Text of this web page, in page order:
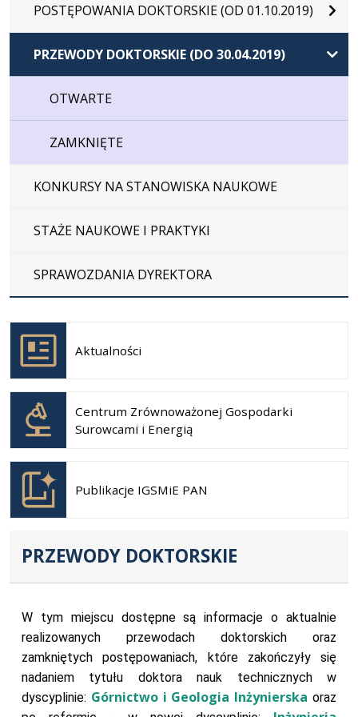
POSTĘPOWANIA DOKTORSKIE (OD 01.10.2019)
PRZEWODY DOKTORSKIE (DO 30.04.2019)
OTWARTE
ZAMKNIĘTE
KONKURSY NA STANOWISKA NAUKOWE
STAŻE NAUKOWE I PRAKTYKI
SPRAWOZDANIA DYREKTORA
Aktualności
Otwiera
się w
nowej
karcie
Centrum Zrównoważonej Gospodarki
Surowcami i Energią
Otwiera
się w
nowej
karcie
Publikacje IGSMiE PAN
Otwiera
się w
nowej
karcie
PRZEWODY DOKTORSKIE
W tym miejscu dostępne są informacje o aktualnie
realizowanych przewodach doktorskich oraz
zamkniętych postępowaniach, które zakończyły się
nadaniem tytułu doktora nauk technicznych w
dyscyplinie: Górnictwo i Geologia Inżynierska oraz